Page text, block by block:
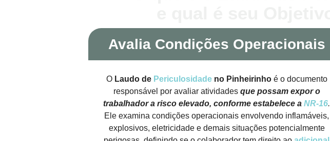
Avalia Condições Operacionais
O Laudo de Periculosidadeno Pinheirinhoé o documento
responsável por avaliar atividades que possam expor o
trabalhador a risco elevado, conforme estabelece a NR-16.
Ele examina condições operacionais envolvendo inflamáveis,
explosivos, eletricidade e demais situações potencialmente